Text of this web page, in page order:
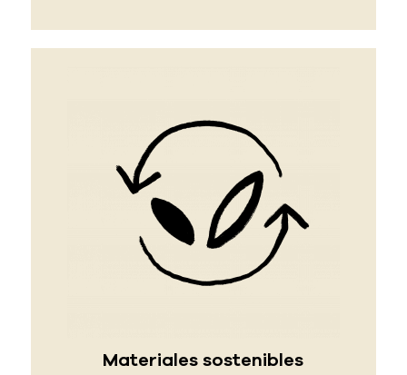
Materiales sostenibles